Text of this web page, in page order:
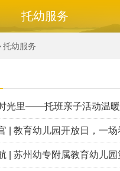
托幼服务
托幼服务
光里——托班亲子活动温暖
| 教育幼儿园开放日，一场
| 苏州幼专附属教育幼儿园